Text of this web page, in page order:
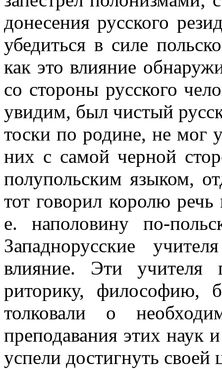
донесения русского
убедиться в силе
как это влияние
со стороны русского
увидим, был чистый
тоски по родине, не мог
них с самой черной
полупольским языком,
тот говорил королю
е. наполовину по-
Западнорусские
влияние. Эти учителя
риторику, философию,
толковали о
преподавания этих наук
успели достигнуть своей